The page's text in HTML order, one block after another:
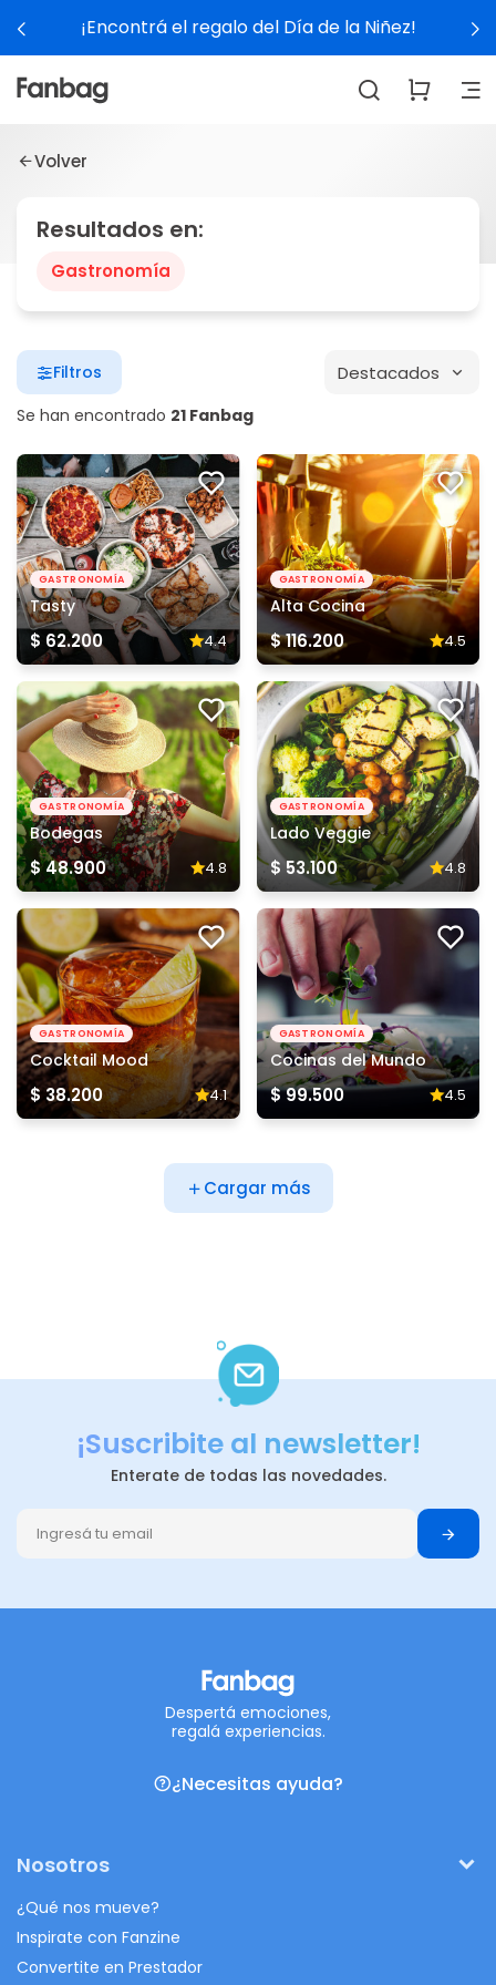
¡Encontrá el regalo del Día de la Niñez!
Volver
Resultados en:
Gastronomía
Se han encontrado 21 Fanbag
Filtros Destacados
GASTRONOMÍA
Tasty
$ 62.200 4.4
GASTRONOMÍA
Alta Cocina
$ 116.200 4.5
GASTRONOMÍA
Bodegas
$ 48.900 4.8
GASTRONOMÍA
Lado Veggie
$ 53.100 4.8
GASTRONOMÍA
Cocktail Mood
$ 38.200 4.1
GASTRONOMÍA
Cocinas del Mundo
$ 99.500 4.5
Cargar más
¡Suscribite al newsletter!
Enterate de todas las novedades.
Despertá emociones,
regalá experiencias.
¿Necesitas ayuda?
Nosotros
¿Qué nos mueve?
Inspirate con Fanzine
Convertite en Prestador